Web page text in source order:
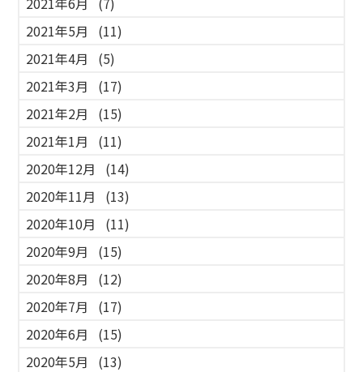
2021年5月
(11)
2021年4月
(5)
2021年3月
(17)
2021年2月
(15)
2021年1月
(11)
2020年12月
(14)
2020年11月
(13)
2020年10月
(11)
2020年9月
(15)
2020年8月
(12)
2020年7月
(17)
2020年6月
(15)
2020年5月
(13)